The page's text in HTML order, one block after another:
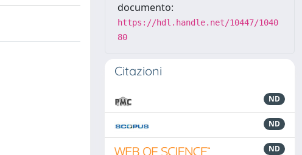
documento:
https://hdl.handle.net/10447/1040
80
Citazioni
ND
ND
ND